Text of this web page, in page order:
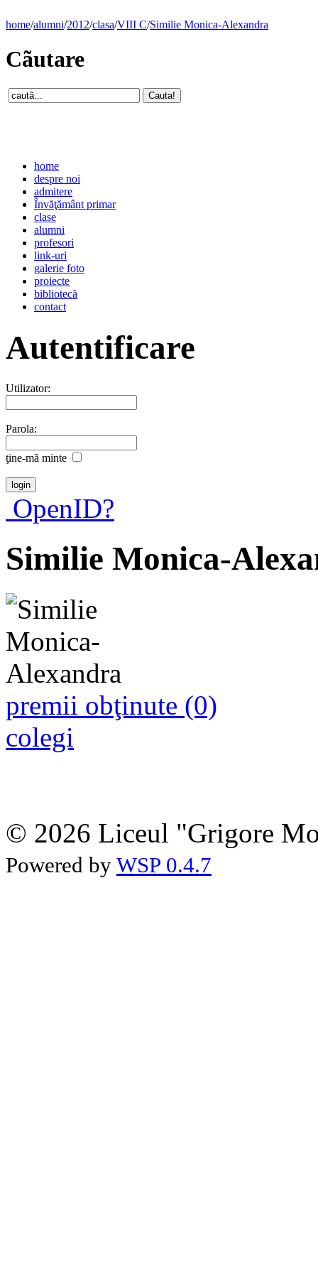
home/alumni/2012/clasa/VIII C/Similie Monica-Alexandra
Cãutare
home
despre noi
admitere
Învăţământ primar
clase
alumni
profesori
link-uri
galerie foto
proiecte
bibliotecă
contact
Autentificare
Utilizator:
Parola:
ţine-mã minte
OpenID?
Similie Monica-
premii obţinute (0)
colegi
© 2026 Liceul "Grigore
Powered by WSP 0.4.7